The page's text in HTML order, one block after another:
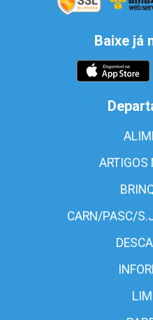
Baixe já
ARTIGOS
CARN/PASC/